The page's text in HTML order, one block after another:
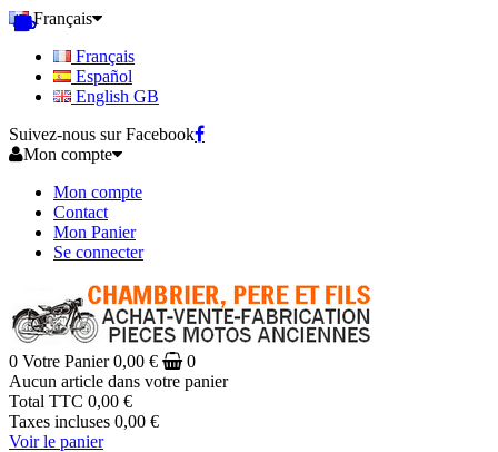
Français
Français
Español
English GB
Suivez-nous sur Facebook
Mon compte
Mon compte
Contact
Mon Panier
Se connecter
0 Votre Panier 0,00 €
0
Aucun article dans votre panier
Total TTC 0,00 €
Taxes incluses 0,00 €
Voir le panier